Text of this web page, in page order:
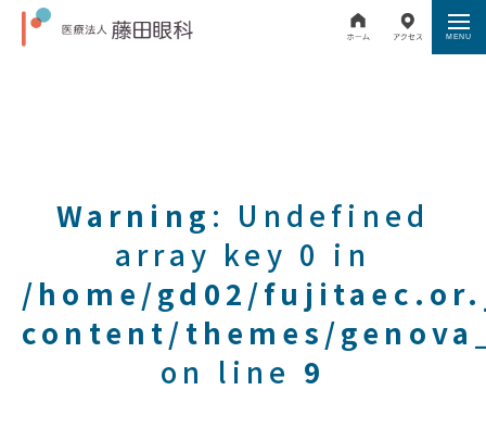
Warning : Undefined
array key 0 in
/home/gd02/
content/themes/
on line 9